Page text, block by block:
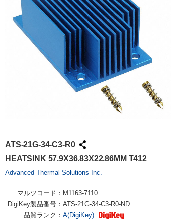
ATS-21G-34-C3-R0
HEATSINK 57.9X36.83X22.86MM T412
Advanced Thermal Solutions Inc.
マルツコード： M1163-7110
DigiKey製品番号： ATS-21G-34-C3-R0-ND
品質ランク： A(DigiKey)